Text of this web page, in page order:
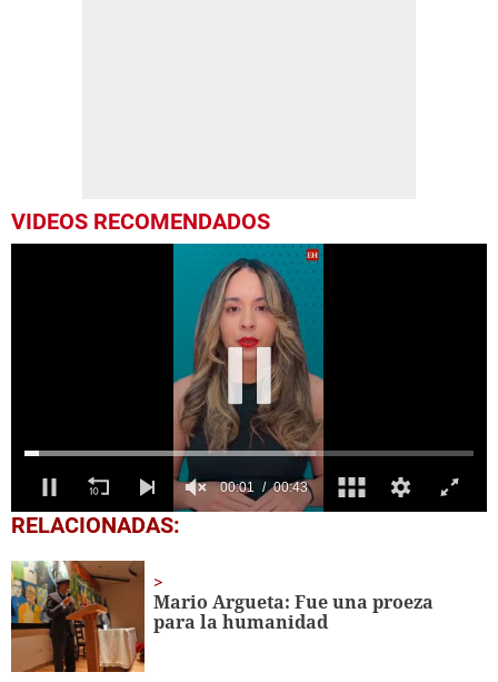
VIDEOS RECOMENDADOS
0
seconds
43
seconds
RELACIONADAS:
Mario Argueta: Fue una proeza
para la humanidad